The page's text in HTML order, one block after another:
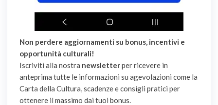
Non perdere aggiornamenti su bonus, incentivi e
opportunità culturali!
Iscriviti alla nostra newsletterper ricevere in
anteprima tutte le informazioni su agevolazioni come la
Carta della Cultura, scadenze e consigli pratici per
ottenere il massimo dai tuoi bonus.